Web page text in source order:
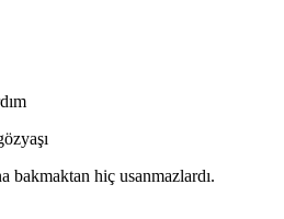
bakmaktan hiç usanmazlardı.